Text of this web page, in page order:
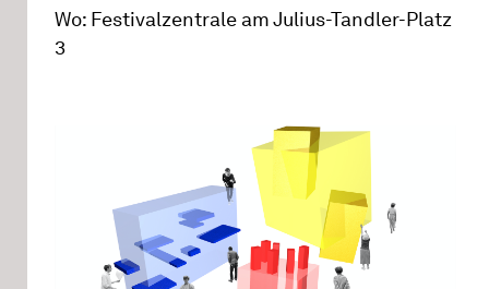
Wo: Festivalzentrale am Julius-Tandler-Platz
3